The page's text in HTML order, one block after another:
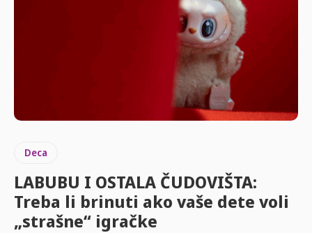
Deca
LABUBU I OSTALA ČUDOVIŠTA:
Treba li brinuti ako vaše dete voli
„strašne“ igračke